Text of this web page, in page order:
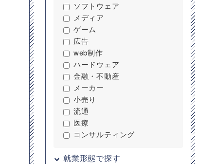
ソフトウェア
メディア
ゲーム
広告
web制作
ハードウェア
金融・不動産
メーカー
小売り
流通
医療
コンサルティング
就業形態で探す